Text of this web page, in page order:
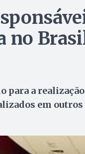
no
para a
em